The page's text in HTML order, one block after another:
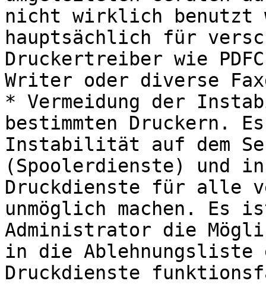
nicht wirklich benutzt
hauptsächlich für
Druckertreiber wie
Writer oder diverse
* Vermeidung der
bestimmten Druckern.
Instabilität auf dem
(Spoolerdienste) und
Druckdienste für alle
unmöglich machen.
Administrator die
in die Ablehnungsliste
Druckdienste